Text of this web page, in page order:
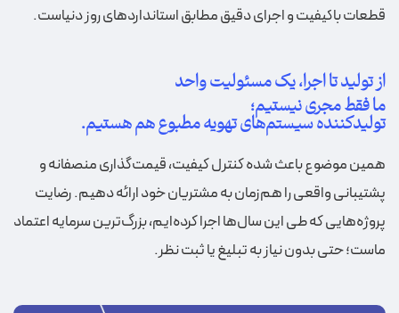
قطعات باکیفیت و اجرای دقیق مطابق استانداردهای روز دنیاست.
از تولید تا اجرا، یک مسئولیت واحد
ما فقط مجری نیستیم؛
تولیدکننده سیستم‌های تهویه مطبوع هم هستیم.
همین موضوع باعث شده کنترل کیفیت، قیمت‌گذاری منصفانه و
پشتیبانی واقعی را هم‌زمان به مشتریان خود ارائه دهیم. رضایت
پروژه‌هایی که طی این سال‌ها اجرا کرده‌ایم، بزرگ‌ترین سرمایه اعتماد
ماست؛ حتی بدون نیاز به تبلیغ یا ثبت نظر.